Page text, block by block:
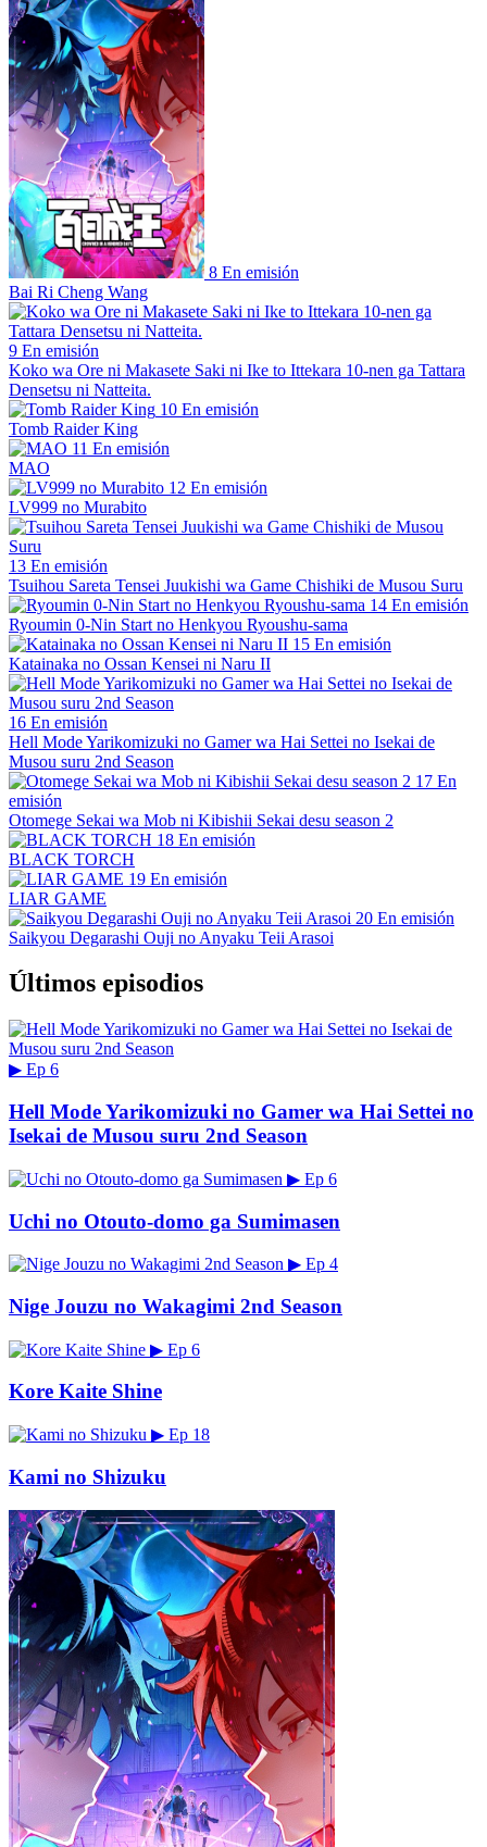
8 En emisión
Bai Ri Cheng Wang
9 En emisión
Koko wa Ore ni Makasete Saki ni Ike to Ittekara 10-nen ga Tattara
Densetsu ni Natteita.
10 En emisión
Tomb Raider King
11 En emisión
MAO
12 En emisión
LV999 no Murabito
13 En emisión
Tsuihou Sareta Tensei Juukishi wa Game Chishiki de Musou Suru
14 En emisión
Ryoumin 0-Nin Start no Henkyou Ryoushu-sama
15 En emisión
Katainaka no Ossan Kensei ni Naru II
16 En emisión
Hell Mode Yarikomizuki no Gamer wa Hai Settei no Isekai de
Musou suru 2nd Season
17 En
emisión
Otomege Sekai wa Mob ni Kibishii Sekai desu season 2
18 En emisión
BLACK TORCH
19 En emisión
LIAR GAME
20 En emisión
Saikyou Degarashi Ouji no Anyaku Teii Arasoi
Últimos episodios
▶ Ep 6
Hell Mode Yarikomizuki no Gamer wa Hai Settei no
Isekai de Musou suru 2nd Season
▶ Ep 6
Uchi no Otouto-domo ga Sumimasen
▶ Ep 4
Nige Jouzu no Wakagimi 2nd Season
▶ Ep 6
Kore Kaite Shine
▶ Ep 18
Kami no Shizuku